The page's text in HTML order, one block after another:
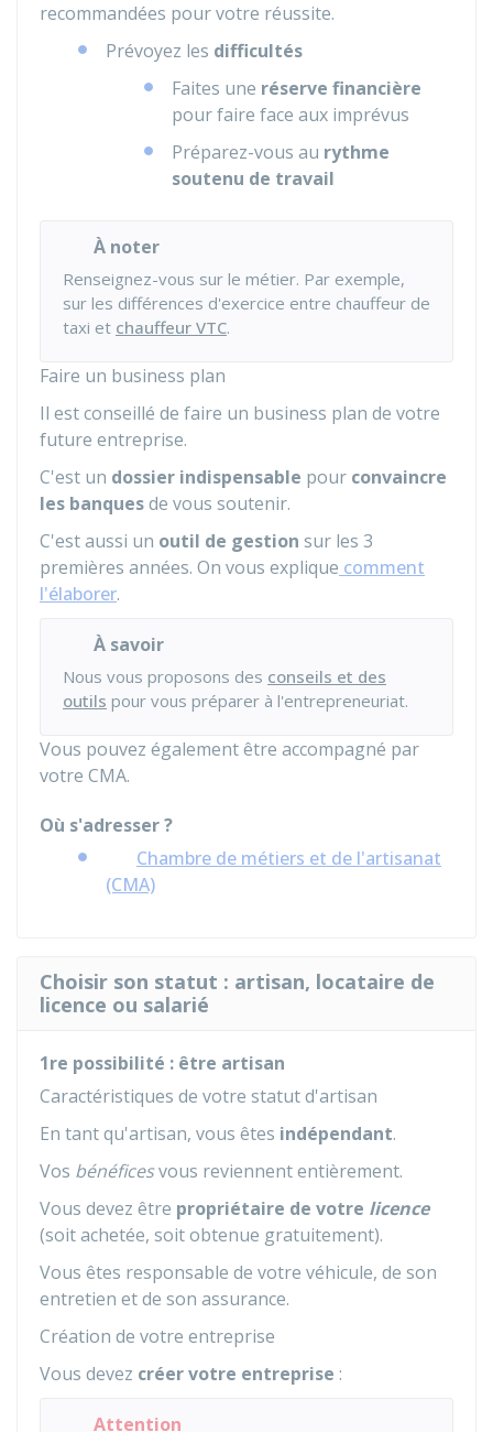
recommandées pour votre réussite.
Prévoyez les difficultés
Faites une réserve financière
pour faire face aux imprévus
Préparez-vous au rythme
soutenu de travail
À noter
Renseignez-vous sur le métier. Par exemple,
sur les différences d'exercice entre chauffeur de
taxi et chauffeur VTC.
Faire un business plan
Il est conseillé de faire un business plan de votre
future entreprise.
C'est un dossier indispensable pour convaincre
les banquesde vous soutenir.
C'est aussi un outil de gestion sur les 3
premières années. On vous explique comment
l'élaborer.
À savoir
Nous vous proposons des conseils et des
outils pour vous préparer à l'entrepreneuriat.
Vous pouvez également être accompagné par
votre CMA.
Où s'adresser ?
Chambre de métiers et de l'artisanat
(CMA)
Choisir son statut : artisan, locataire de
licence ou salarié
1re possibilité : être artisan
Caractéristiques de votre statut d'artisan
En tant qu'artisan, vous êtes indépendant.
Vos bénéficesvous reviennent entièrement.
Vous devez être propriétaire de votre licence
(soit achetée, soit obtenue gratuitement).
Vous êtes responsable de votre véhicule, de son
entretien et de son assurance.
Création de votre entreprise
Vous devez créer votre entreprise :
Attention